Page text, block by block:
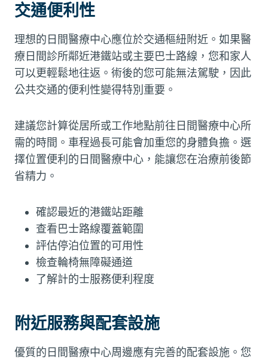
交通便利性
理想的日間醫療中心應位於交通樞紐附近。如果醫
療日間診所鄰近港鐵站或主要巴士路線，您和家人
可以更輕鬆地往返。術後的您可能無法駕駛，因此
公共交通的便利性變得特別重要。
建議您計算從居所或工作地點前往日間醫療中心所
需的時間。車程過長可能會加重您的身體負擔。選
擇位置便利的日間醫療中心，能讓您在治療前後節
省精力。
確認最近的港鐵站距離
查看巴士路線覆蓋範圍
評估停泊位置的可用性
檢查輪椅無障礙通道
了解計的士服務便利程度
附近服務與配套設施
優質的日間醫療中心周邊應有完善的配套設施。您